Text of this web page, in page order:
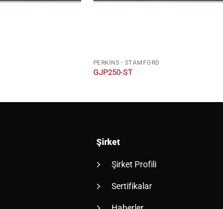
PERKINS - STAMFORD
GJP250-ST
Şirket
Şirket Profili
Sertifikalar